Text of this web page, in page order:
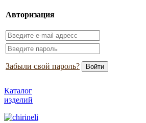
Авторизация
Забыли свой пароль?
Каталог
изделий